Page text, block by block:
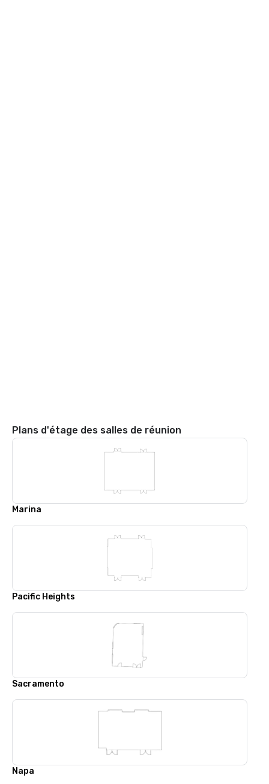
Plans d'étage des salles de réunion
Marina
Pacific Heights
Sacramento
Napa